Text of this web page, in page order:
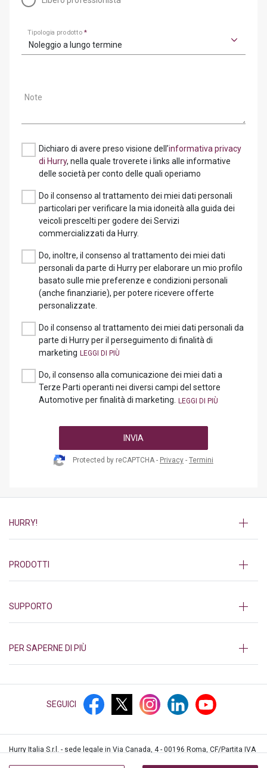
Tipologia prodotto*
Noleggio a lungo termine
Note
Dichiaro di avere preso visione dell’informativa privacy
di Hurry, nella quale troverete i links alle informative
delle società per conto delle quali operiamo
Do il consenso al trattamento dei miei dati personali
particolari per verificare la mia idoneità alla guida dei
veicoli prescelti per godere dei Servizi
commercializzati da Hurry.
Do, inoltre, il consenso al trattamento dei miei dati
personali da parte di Hurry per elaborare un mio profilo
basato sulle mie preferenze e condizioni personali
(anche finanziarie), per potere ricevere offerte
personalizzate.
Do il consenso al trattamento dei miei dati personali da
parte di Hurry per il perseguimento di finalità di
marketing
Do, il consenso alla comunicazione dei miei dati a
Terze Parti operanti nei diversi campi del settore
Automotive per finalità di marketing.
INVIA
Protected by reCAPTCHA - Privacy - Termini
HURRY!
PRODOTTI
SUPPORTO
PER SAPERNE DI PIÙ
SEGUICI
Hurry Italia S.r.l. - sede legale in Via Canada, 4 - 00196 Roma, CF/Partita IVA